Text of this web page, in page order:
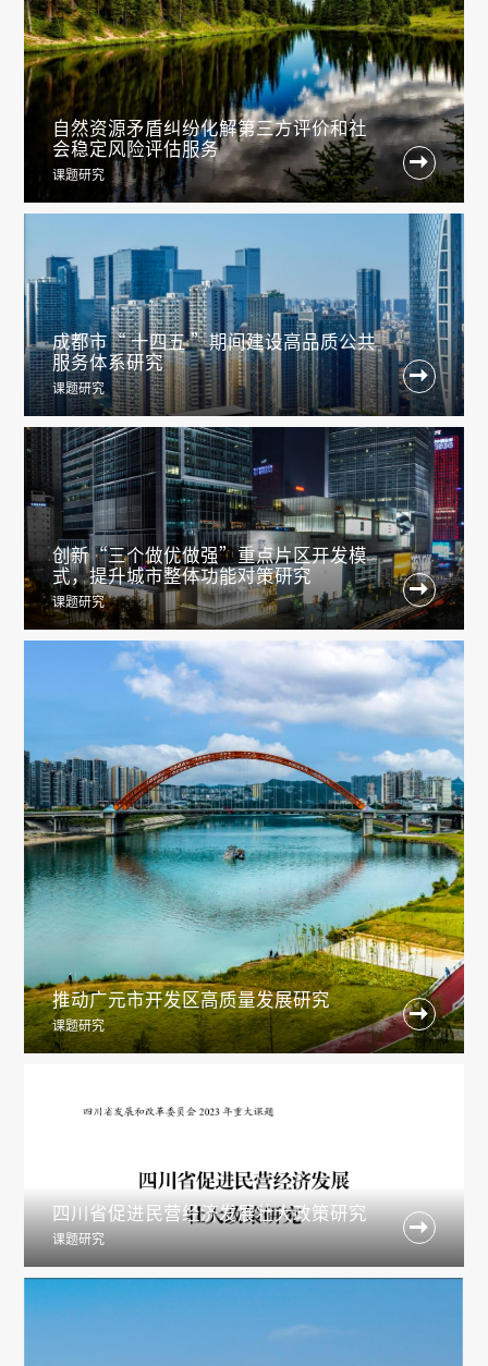
自然资源矛盾纠纷化解第三方评价和社
会稳定风险评估服务
课题研究

成都市“ 十四五 ”期间建设高品质公共
服务体系研究
课题研究

创新“三个做优做强”重点片区开发模
式，提升城市整体功能对策研究
课题研究

推动广元市开发区高质量发展研究
课题研究

四川省促进民营经济发展壮大政策研究
课题研究
